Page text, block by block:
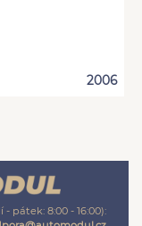
2006
pátek: 8:00 - 16:00):